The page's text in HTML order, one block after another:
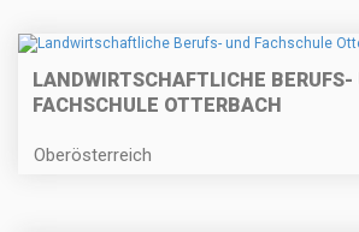
LANDWIRTSCHAFTLICHE BERUFS-
FACHSCHULE OTTERBACH
Oberösterreich